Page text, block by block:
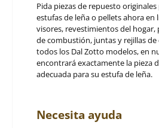
Pida piezas de repuesto
estufas de leña o pellets ahora en
visores, revestimientos del hogar,
de combustión, juntas y rejillas de
todos los Dal Zotto modelos, en
encontrará exactamente la pieza
adecuada para su estufa de leña.
Necesita ayuda